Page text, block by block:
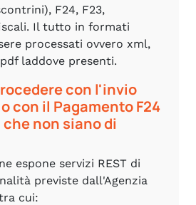
F24, F23,
Il tutto in formati
processati ovvero xml,
laddove presenti.
con l'invio
con il Pagamento F24
non siano di
espone servizi REST di
previste dall'Agenzia
cui: